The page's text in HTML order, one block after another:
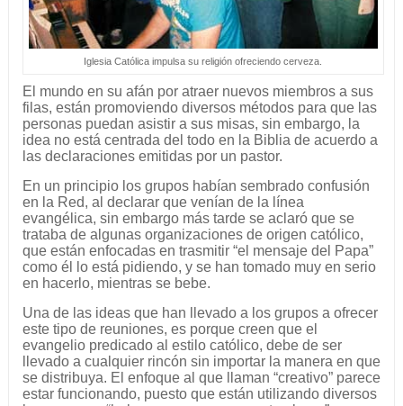
Iglesia Católica impulsa su religión ofreciendo cerveza.
El mundo en su afán por atraer nuevos miembros a sus
filas, están promoviendo diversos métodos para que las
personas puedan asistir a sus misas, sin embargo, la
idea no está centrada del todo en la Biblia de acuerdo a
las declaraciones emitidas por un pastor.
En un principio los grupos habían sembrado confusión
en la Red, al declarar que venían de la línea
evangélica, sin embargo más tarde se aclaró que se
trataba de algunas organizaciones de origen católico,
que están enfocadas en trasmitir “el mensaje del Papa”
como él lo está pidiendo, y se han tomado muy en serio
en hacerlo, mientras se bebe.
Una de las ideas que han llevado a los grupos a ofrecer
este tipo de reuniones, es porque creen que el
evangelio predicado al estilo católico, debe de ser
llevado a cualquier rincón sin importar la manera en que
se distribuya. El enfoque al que llaman “creativo” parece
estar funcionando, puesto que están utilizando diversos